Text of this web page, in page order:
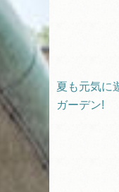
夏も元気に
ガーデン!